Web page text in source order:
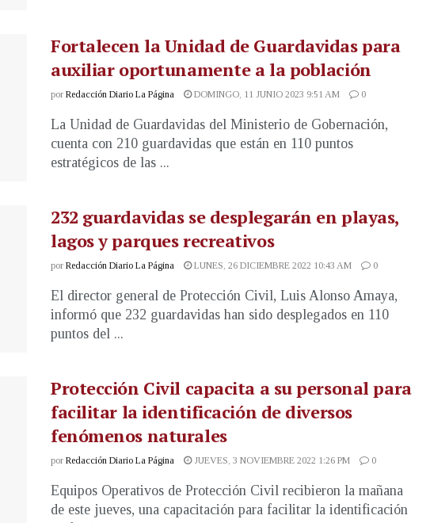
Fortalecen la Unidad de Guardavidas para
auxiliar oportunamente a la población
por Redacción Diario La Página DOMINGO, 11 JUNIO 2023 9:51 AM 0
La Unidad de Guardavidas del Ministerio de Gobernación,
cuenta con 210 guardavidas que están en 110 puntos
estratégicos de las ...
232 guardavidas se desplegarán en playas,
lagos y parques recreativos
por Redacción Diario La Página LUNES, 26 DICIEMBRE 2022 10:43 AM 0
El director general de Protección Civil, Luis Alonso Amaya,
informó que 232 guardavidas han sido desplegados en 110
puntos del ...
Protección Civil capacita a su personal para
facilitar la identificación de diversos
fenómenos naturales
por Redacción Diario La Página JUEVES, 3 NOVIEMBRE 2022 1:26 PM 0
Equipos Operativos de Protección Civil recibieron la mañana
de este jueves, una capacitación para facilitar la identificación